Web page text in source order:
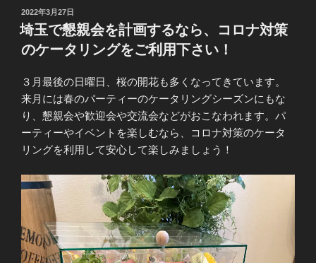
投
稿
日:
2022年3月27日
埼玉で懇親会を計画するなら、コロナ対策
のケータリングをご利用下さい！
３月最後の日曜日、桜の開花も多くなってきています。
来月には春のパーティーのケータリングシーズンにもな
り、懇親会や歓迎会や交流会などがおこなわれます。パ
ーティーやイベントを楽しむなら、コロナ対策のケータ
リングを利用して安心して楽しみましょう！